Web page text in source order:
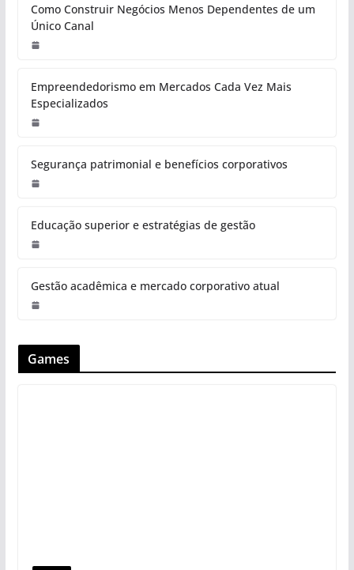
Como Construir Negócios Menos Dependentes de um
Único Canal
Empreendedorismo em Mercados Cada Vez Mais
Especializados
Segurança patrimonial e benefícios corporativos
Educação superior e estratégias de gestão
Gestão acadêmica e mercado corporativo atual
Games